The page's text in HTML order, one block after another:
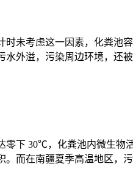
未考虑这一因素，化粪池
外溢，污染周边环境，还
下 30℃，化粪池内微生
而在南疆夏季高温地区，